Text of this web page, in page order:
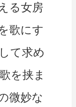
る女房
歌にす
て求め
を挟ま
微妙な